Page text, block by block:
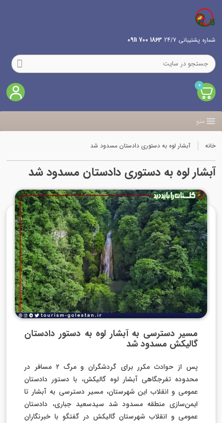
شماره پشتیبانی 24/7 1863 700 0911
0
منو
خانه آبشار لوه به دستوری دادستان مسدود شد
آبشار لوه به دستوری دادستان مسدود شد
مسیر دسترسی به آبشار لوه به دستور دادستان
گالیکش مسدود شد
پس از حوادث مکرر برای گردشگران و مرگ ۲ مسافر در
محدوده تفرجگاهی آبشار لوه گالیکش، با دستور دادستان
عمومی و انقلاب این شهرستان، مسیر دسترسی به آبشار تا
ایمن‌سازی منطقه مسدود شد سیدسعید جباری، دادستان
عمومی و انقلاب شهرستان گالیکش در گفتگو با خبرنگاران